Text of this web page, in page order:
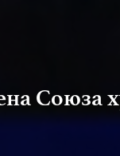
Союза